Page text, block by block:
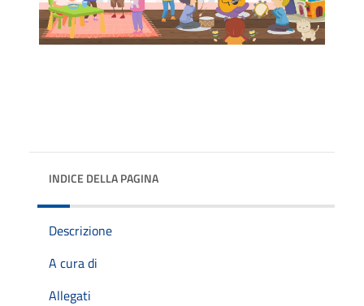
INDICE DELLA PAGINA
Descrizione
A cura di
Allegati